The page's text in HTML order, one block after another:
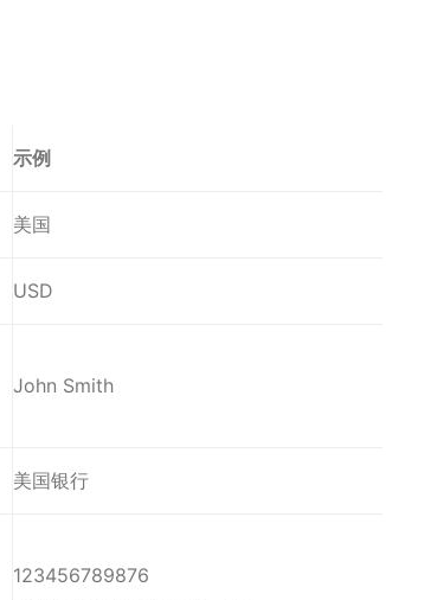
示例
美国
USD
John Smith
美国银行
123456789876